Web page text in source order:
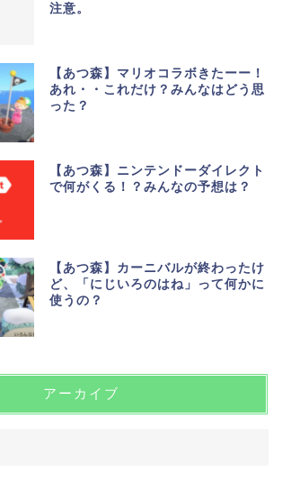
注意。
【あつ森】マリオコラボきたーー！
あれ・・これだけ？みんなはどう思
った？
【あつ森】ニンテンドーダイレクト
で何がくる！？みんなの予想は？
【あつ森】カーニバルが終わったけ
ど、「にじいろのはね」って何かに
使うの？
アーカイブ